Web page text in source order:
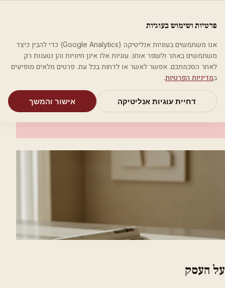
מאמריםקטגוריותחיפושאודות
בית קטגוריות אסתטיקה רפואית מרפאה לאסתטיקה רפואית
אסתטיקה רפואית
מרפאה לאסתטיקה רפואית
על העסק
פרטיות ושימוש בעוגיות
אנו משתמשים בעוגיות אנליטיקה (Google Analytics) כדי להבין כיצד
משתמשים באתר ולשפר אותו. עוגיות אלו אינן חיוניות והן נטענות רק
לאחר הסכמתכם. אפשר לאשר או לדחות בכל עת. פרטים מלאים מופיעים
במדיניות הפרטיות.
דחיית עוגיות אנליטיקה אישור והמשך